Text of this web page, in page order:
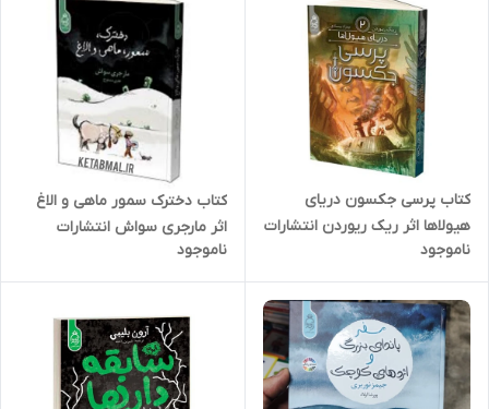
کتاب پرسی جکسون دریای
هیولاها اثر ریک ریوردن انتشارات
آناناس جلد دوم
ناموجود
کتاب دخترک سمور ماهی و الاغ
اثر مارجری سواش انتشارات
آناناس
ناموجود